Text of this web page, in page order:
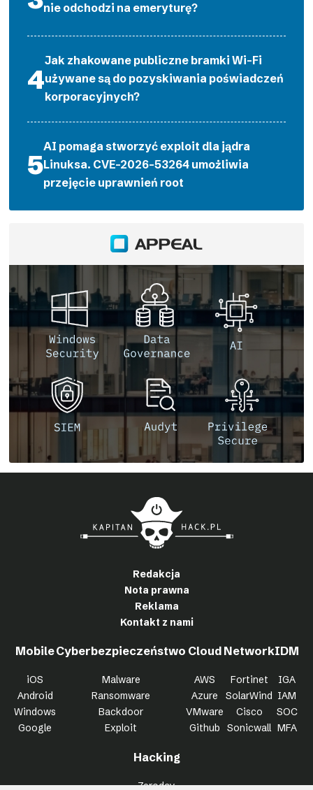
nie odchodzi na emeryturę?
Jak zhakowane publiczne bramki Wi-Fi
używane są do pozyskiwania poświadczeń
korporacyjnych?
AI pomaga stworzyć exploit dla jądra
Linuksa. CVE-2026-53264 umożliwia
przejęcie uprawnień root
Redakcja
Nota prawna
Reklama
Kontakt z nami
Mobile
iOS
Android
Windows
Google
Cyberbezpieczeństwo
Malware
Ransomware
Backdoor
Exploit
Cloud
AWS
Azure
VMware
Github
Network
Fortinet
SolarWind
Cisco
Sonicwall
IDM
IGA
IAM
SOC
MFA
Hacking
Zeroday